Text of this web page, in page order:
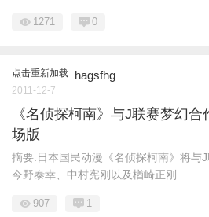
1271 0
点击重新加载 hagsfhg
2011-12-7
《名侦探柯南》与J联赛梦幻
场版
摘要:日本国民动漫《名侦探柯南》将与J
今野泰幸、中村宪刚以及楢崎正刚 ...
907 1